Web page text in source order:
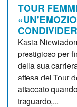
TOUR
Kasia
prestigioso per
della sua
attesa del Tour
attaccato
traguardo,...